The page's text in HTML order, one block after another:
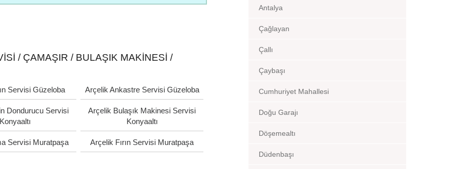
/ ÇAMAŞIR / BULAŞIK MAKINESI /
Servisi Güzeloba Arçelik Ankastre Servisi Güzeloba
Dondurucu Servisi
Konyaaltı
Arçelik Bulaşık Makinesi Servisi
Konyaaltı
Servisi Muratpaşa Arçelik Fırın Servisi Muratpaşa
Antalya
Çağlayan
Çallı
Çaybaşı
Cumhuriyet Mahallesi
Doğu Garajı
Döşemealtı
Düdenbaşı